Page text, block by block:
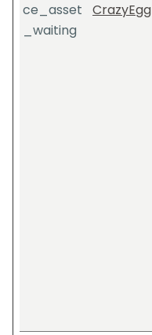
ce_asset
_waiting
CrazyEgg